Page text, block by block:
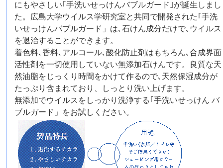
にもやさしい｢手洗いせっけんバブルガード｣が誕生しまし
た。広島大学ウイルス学研究室と共同で開発された｢手洗
いせっけんバブルガード」は､石けん成分だけで､ウイルス
を退治することができます。
着色料､香料､アルコール､酸化防止剤はもちろん､合成界面
活性剤を一切使用していない無添加石けんです。良質な天
然油脂をじっくり時間をかけて作るので､天然保湿成分が
たっぷり含まれており、しっとり洗い上げます。
無添加でウイルスをしっかり洗浄する｢手洗いせっけん バ
ブルガード」をお試しください。